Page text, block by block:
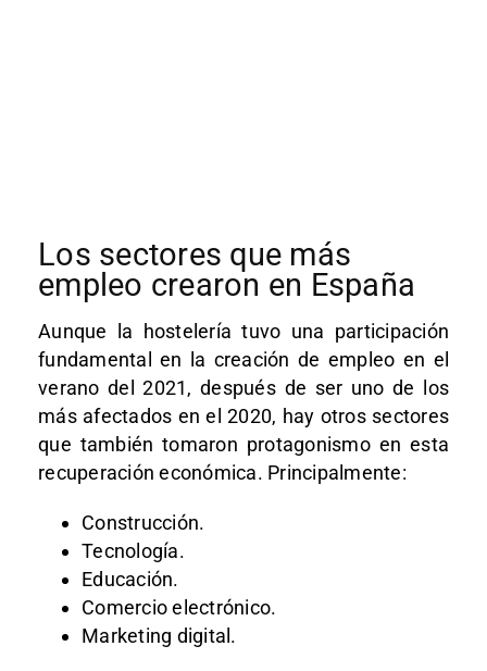
Los sectores que más
empleo crearon en España
Aunque la hostelería tuvo una participación
fundamental en la creación de empleo en el
verano del 2021, después de ser uno de los
más afectados en el 2020, hay otros sectores
que también tomaron protagonismo en esta
recuperación económica. Principalmente:
Construcción.
Tecnología.
Educación.
Comercio electrónico.
Marketing digital.